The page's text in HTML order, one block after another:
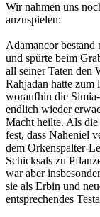
Wir nahmen uns
anzuspielen:
Adamancor bestand
und spürte beim
all seiner Taten den
Rahjadan hatte zum
woraufhin die
endlich wieder
Macht heilte. Als die
fest, dass Naheniel
dem Orkenspalter-
Schicksals zu
war aber
sie als Erbin und
entsprechendes